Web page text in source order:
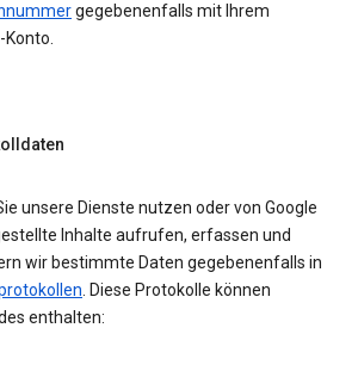
gegebenenfalls mit Ihrem
Konto.
unsere Dienste nutzen oder von Google
Inhalte aufrufen, erfassen und
wir bestimmte Daten gegebenenfalls in
. Diese Protokolle können
enthalten: